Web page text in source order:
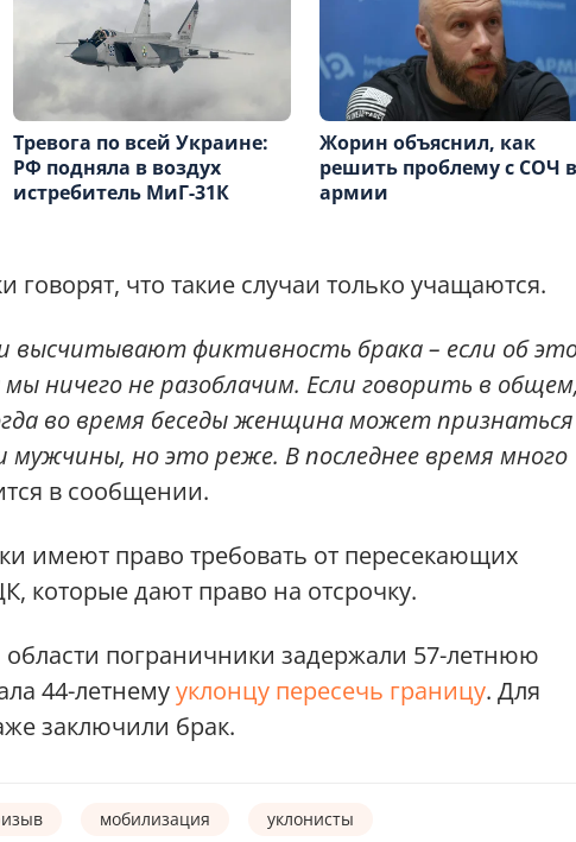
Тревога по всей Украине:
РФ подняла в воздух
истребитель МиГ-31К
Жорин объяснил, как
решить проблему с СОЧ в
армии
говорят, что такие случаи только учащаются.
высчитывают фиктивность брака – если об
ничего не разоблачим. Если говорить в общем,
во время беседы женщина может
мужчины, но это реже. В последнее время много
в сообщении.
имеют право требовать от пересекающих
которые дают право на отсрочку.
пограничники задержали 57-летнюю
44-летнемууклонцу пересечь границу. Для
заключили брак.
мобилизация уклонисты